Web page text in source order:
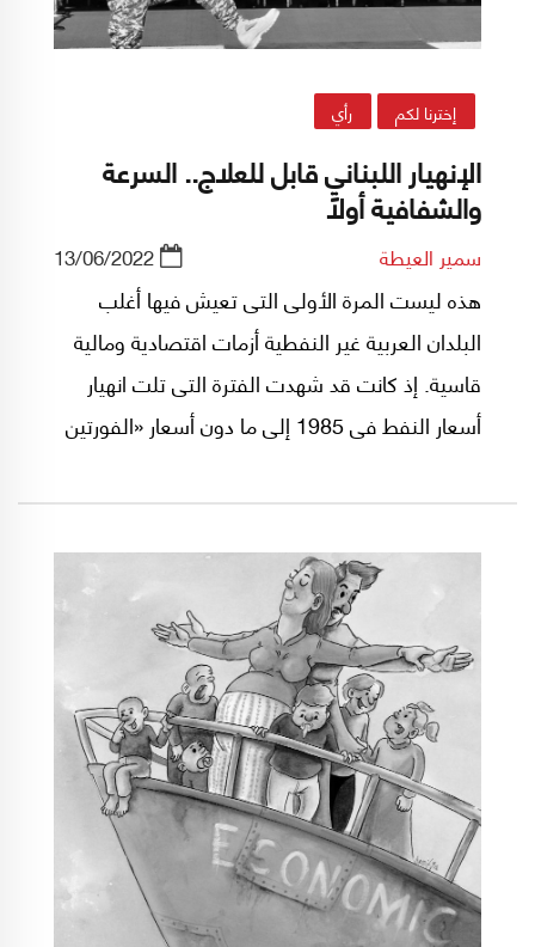
إخترنا لكم رأي
الإنهيار اللبناني قابل للعلاج.. السرعة
والشفافية أولاً
سمير العيطة 13/06/2022
هذه ليست المرة الأولى التى تعيش فيها أغلب
البلدان العربية غير النفطية أزمات اقتصادية ومالية
قاسية. إذ كانت قد شهدت الفترة التى تلت انهيار
أسعار النفط فى 1985 إلى ما دون أسعار «الفورتين
(«الثورة» الإيرانية) تضخما فى الديون العامة وانهيارا
فى أسعار الصرف، بل توقفت بعض الدول حينها،
كسوريا، عن سداد ديونها الخارجية.